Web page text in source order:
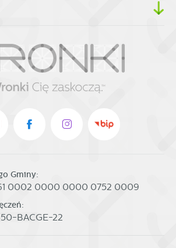
Gminy:
0002 0000 0000 0752 0009
BACGE-22